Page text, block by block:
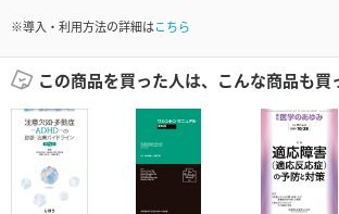
※導入・利用方法の詳細はこちら
この商品を買った人は、こんな商品も買